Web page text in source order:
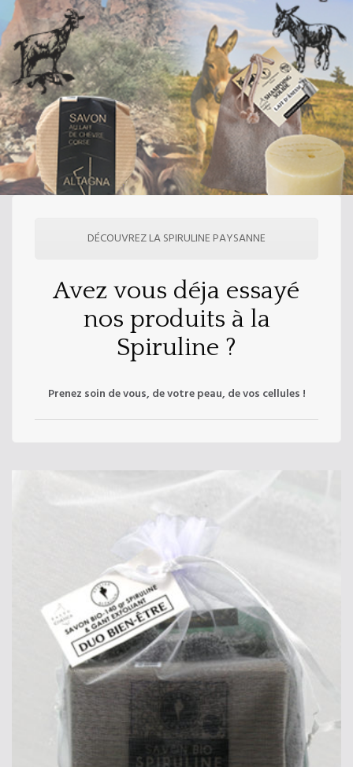
DÉCOUVREZ LA SPIRULINE PAYSANNE
Avez vous déja essayé
nos produits à la
Spiruline ?
Prenez soin de vous, de votre peau, de vos cellules !